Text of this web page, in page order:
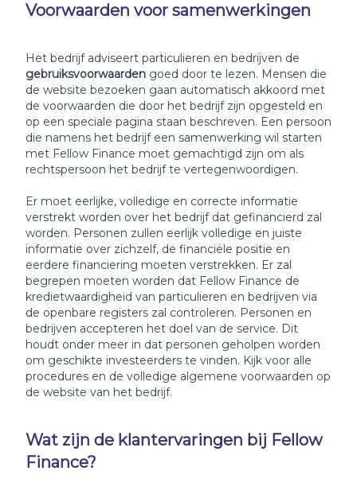
Voorwaarden voor samenwerkingen
Het bedrijf adviseert particulieren en bedrijven de
gebruiksvoorwaarden goed door te lezen. Mensen die
de website bezoeken gaan automatisch akkoord met
de voorwaarden die door het bedrijf zijn opgesteld en
op een speciale pagina staan beschreven. Een persoon
die namens het bedrijf een samenwerking wil starten
met Fellow Finance moet gemachtigd zijn om als
rechtspersoon het bedrijf te vertegenwoordigen.
Er moet eerlijke, volledige en correcte informatie
verstrekt worden over het bedrijf dat gefinancierd zal
worden. Personen zullen eerlijk volledige en juiste
informatie over zichzelf, de financiële positie en
eerdere financiering moeten verstrekken. Er zal
begrepen moeten worden dat Fellow Finance de
kredietwaardigheid van particulieren en bedrijven via
de openbare registers zal controleren. Personen en
bedrijven accepteren het doel van de service. Dit
houdt onder meer in dat personen geholpen worden
om geschikte investeerders te vinden. Kijk voor alle
procedures en de volledige algemene voorwaarden op
de website van het bedrijf.
Wat zijn de klantervaringen bij Fellow
Finance?